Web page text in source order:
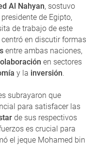
Al Nahyan, sostuvo
de Egipto,
de trabajo de este
centró en discutir formas
entre ambas naciones,
en sectores
y la inversión.
subrayaron que
para satisfacer las
de sus respectivos
es crucial para
el jeque Mohamed bin